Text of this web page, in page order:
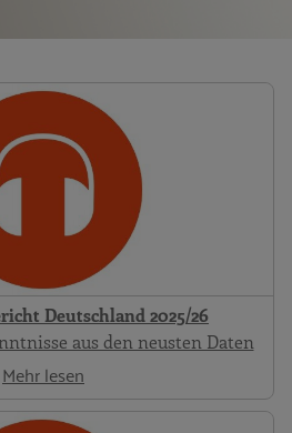
Deutschland 2025/26
aus den neusten Daten
Mehr lesen